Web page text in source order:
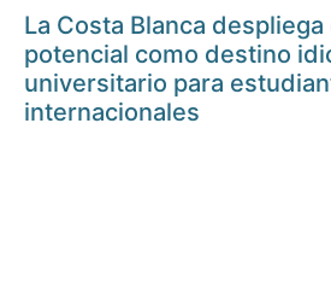
La Costa Blanca
potencial como destino
universitario para
internacionales